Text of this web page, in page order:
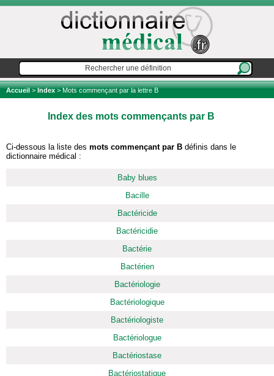
Accueil>Index> Mots commençant par la lettre B
Index des mots commençants par B
Ci-dessous la liste des mots commençant par B définis dans le
dictionnaire médical :
Baby blues
Bacille
Bactéricide
Bactéricidie
Bactérie
Bactérien
Bactériologie
Bactériologique
Bactériologiste
Bactériologue
Bactériostase
Bactériostatique